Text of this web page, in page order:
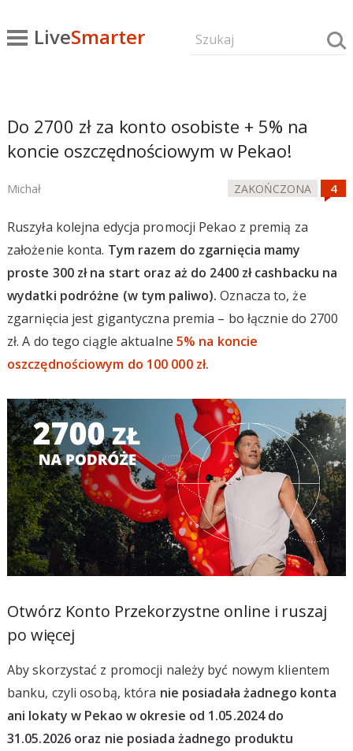
LiveSmarter
Do 2700 zł za konto osobiste + 5% na
koncie oszczędnościowym w Pekao!
Michał ZAKOŃCZONA
Ruszyła kolejna edycja promocji Pekao z premią za
założenie konta. Tym razem do zgarnięcia mamy
proste 300 zł na start oraz aż do 2400 zł cashbacku na
wydatki podróżne (w tym paliwo). Oznacza to, że
zgarnięcia jest gigantyczna premia – bo łącznie do 2700
zł. A do tego ciągle aktualne 5% na koncie
oszczędnościowym do 100 000 zł.
Otwórz Konto Przekorzystne online i ruszaj
po więcej
Aby skorzystać z promocji należy być nowym klientem
banku, czyli osobą, która nie posiadała żadnego konta
ani lokaty w Pekao w okresie od 1.05.2024 do
31.05.2026 oraz nie posiada żadnego produktu